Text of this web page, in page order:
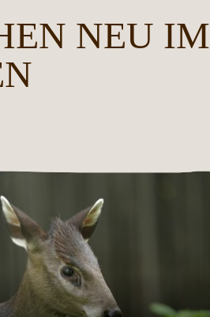
NEU IM